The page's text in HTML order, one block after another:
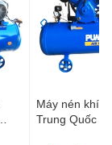
Máy nén khí
Trung Quốc